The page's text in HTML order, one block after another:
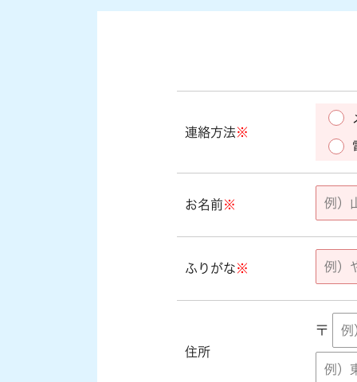
連絡方法※
お名前※
ふりがな※
住所
〒